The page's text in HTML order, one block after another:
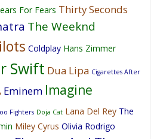
For Fears Thirty Seconds
The Weeknd
Coldplay Hans Zimmer
Swift Dua Lipa Cigarettes After
Eminem Imagine
Fighters Doja Cat Lana Del Rey The
Miley Cyrus Olivia Rodrigo